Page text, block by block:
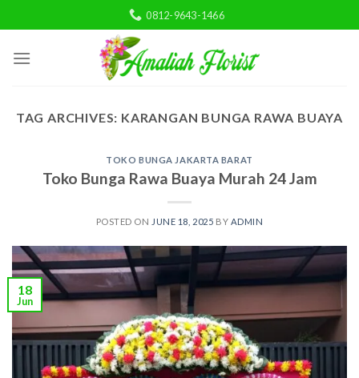
to
content
0812-9643-1466
TAG ARCHIVES: KARANGAN BUNGA RAWA BUAYA
TOKO BUNGA JAKARTA BARAT
Toko Bunga Rawa Buaya Murah 24 Jam
POSTED ON JUNE 18, 2025 BY ADMIN
18
Jun